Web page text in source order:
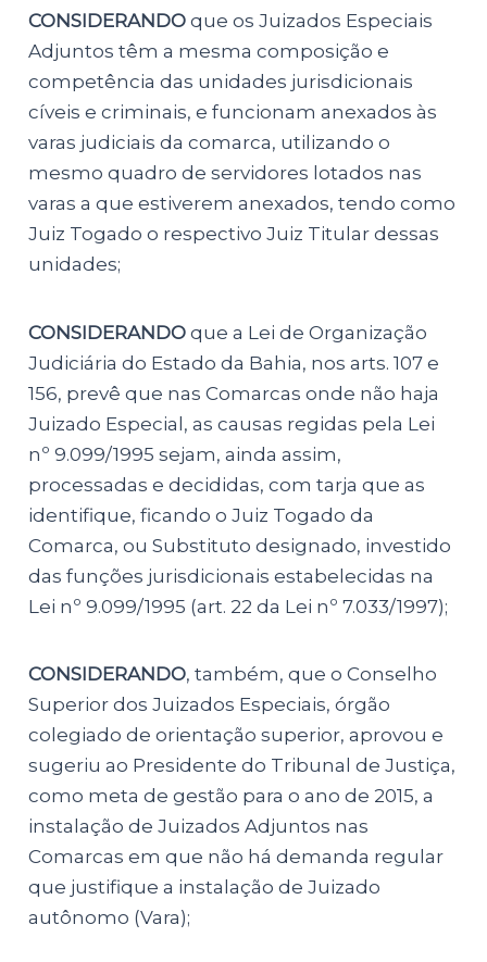
CONSIDERANDOque os Juizados Especiais
Adjuntos têm a mesma composição e
competência das unidades jurisdicionais
cíveis e criminais, e funcionam anexados às
varas judiciais da comarca, utilizando o
mesmo quadro de servidores lotados nas
varas a que estiverem anexados, tendo como
Juiz Togado o respectivo Juiz Titular dessas
unidades;
CONSIDERANDOque a Lei de Organização
Judiciária do Estado da Bahia, nos arts. 107 e
156, prevê que nas Comarcas onde não haja
Juizado Especial, as causas regidas pela Lei
nº 9.099/1995 sejam, ainda assim,
processadas e decididas, com tarja que as
identifique, ficando o Juiz Togado da
Comarca, ou Substituto designado, investido
das funções jurisdicionais estabelecidas na
Lei nº 9.099/1995 (art. 22 da Lei nº 7.033/1997);
CONSIDERANDO, também, que o Conselho
Superior dos Juizados Especiais, órgão
colegiado de orientação superior, aprovou e
sugeriu ao Presidente do Tribunal de Justiça,
como meta de gestão para o ano de 2015, a
instalação de Juizados Adjuntos nas
Comarcas em que não há demanda regular
que justifique a instalação de Juizado
autônomo (Vara);